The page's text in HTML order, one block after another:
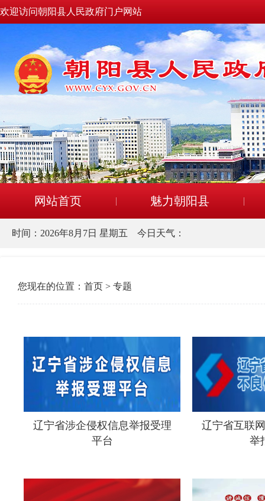
欢迎访问朝阳县人民政府门户网站
网站首页 魅力朝阳县
时间： 2026年8月7日 星期五 今日天气：
您现在的位置： 首页 > 专题
辽宁省涉企侵权信息举报受理
平台
辽宁省互联
举